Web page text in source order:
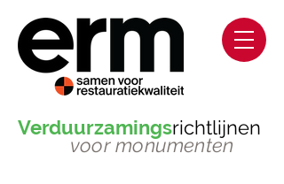
Verduurzamingsrichtlijnen
voor monumenten